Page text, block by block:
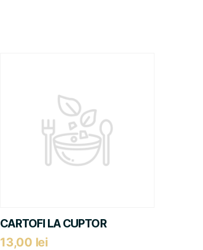
CARTOFI LA CUPTOR
13,00 lei